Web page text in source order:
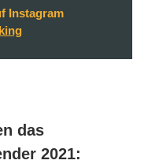
Instagram
das
2021: